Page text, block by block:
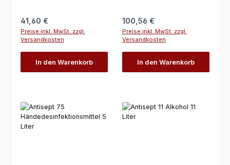
Regulärer Preis:
41,60 €
Preise inkl. MwSt. zzgl.
Versandkosten
In den Warenkorb
Regulärer Preis:
100,56 €
Preise inkl. MwSt. zzgl.
Versandkosten
In den Warenkorb